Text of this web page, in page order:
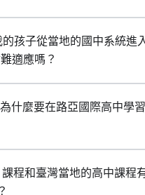
的孩子從當地的國中系統進
適應嗎？
什麼要在路亞國際高中學習
課程和臺灣當地的高中課程